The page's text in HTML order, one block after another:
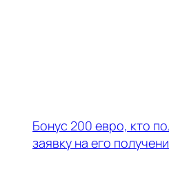
Бонус 200 евро, кто
заявку на его